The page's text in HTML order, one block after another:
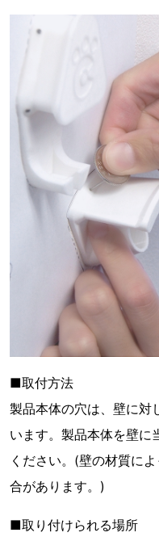
■取付方法
製品本体の穴は、壁に対
います。製品本体を壁に
ください。(壁の材質に
合があります。)
■取り付けられる場所